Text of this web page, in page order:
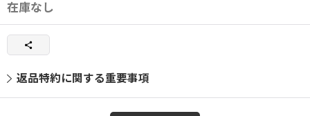
在庫なし
返品特約に関する重要事項